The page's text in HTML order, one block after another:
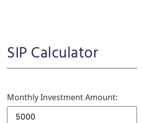
SIP Calculator
Monthly Investment Amount: